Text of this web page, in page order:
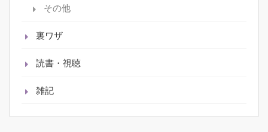
その他
裏ワザ
読書・視聴
雑記